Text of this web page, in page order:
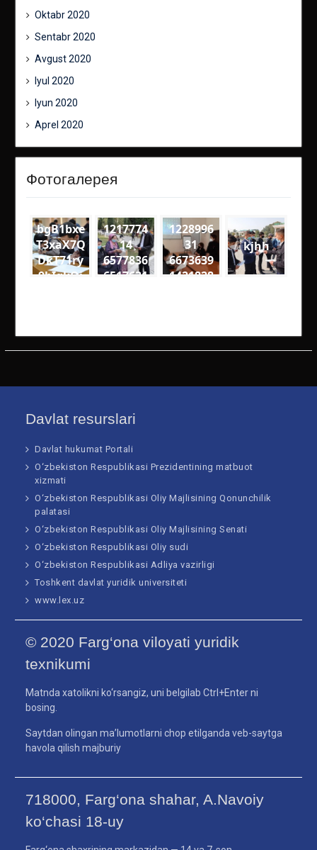
Oktabr 2020
Sentabr 2020
Avgust 2020
Iyul 2020
Iyun 2020
Aprel 2020
Фотогалерея
bgB1bxe
T3xaX7Q
DkT71ry
9bIgkQj
1217774
14
6577836
6517631
73813 n
1228996
31
6673639
1421828
10252 n
kjhh
Davlat resurslari
Davlat hukumat Portali
O‘zbekiston Respublikasi Prezidentining matbuot
xizmati
O‘zbekiston Respublikasi Oliy Majlisining Qonunchilik
palatasi
O‘zbekiston Respublikasi Oliy Majlisining Senati
O‘zbekiston Respublikasi Oliy sudi
O‘zbekiston Respublikasi Adliya vazirligi
Toshkent davlat yuridik universiteti
www.lex.uz
© 2020 Farg‘ona viloyati yuridik
texnikumi
Matnda xatolikni ko‘rsangiz, uni belgilab Ctrl+Enter ni
bosing.
Saytdan olingan ma’lumotlarni chop etilganda veb-saytga
havola qilish majburiy
718000, Farg‘ona shahar, A.Navoiy
ko‘chasi 18-uy